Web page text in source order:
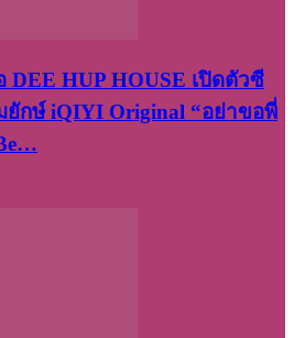
HUP HOUSE เปิดตัวซี
ยักษ์ iQIYI Original “อย่าขอพี่